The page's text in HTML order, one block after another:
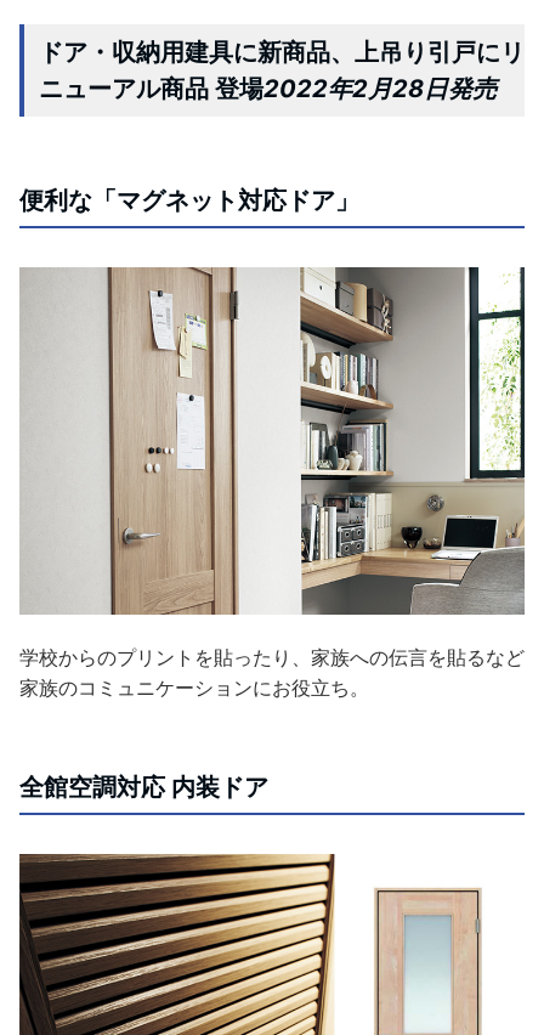
ドア・収納用建具に新商品、上吊り引戸にリ
ニューアル商品 登場2022年2月28日発売
便利な「マグネット対応ドア」
学校からのプリントを貼ったり、家族への伝言を貼るなど
家族のコミュニケーションにお役立ち。
全館空調対応 内装ドア